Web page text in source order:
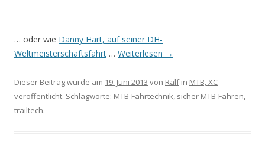
… oder wie Danny Hart, auf seiner DH-
Weltmeisterschaftsfahrt … Weiterlesen →
Dieser Beitrag wurde am 19. Juni 2013 von Ralfin MTB, XC
veröffentlicht. Schlagworte: MTB-Fahrtechnik, sicher MTB-Fahren,
trailtech.